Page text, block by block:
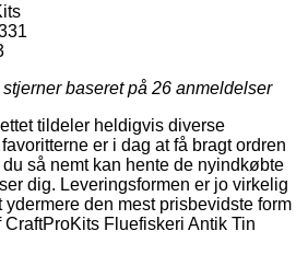
baseret på 26 anmeldelser
tildeler heldigvis diverse
er i dag at få bragt ordren
så nemt kan hente de nyindkøbte
dig. Leveringsformen er jo virkelig
ydermere den mest prisbevidste form
Fluefiskeri Antik Tin